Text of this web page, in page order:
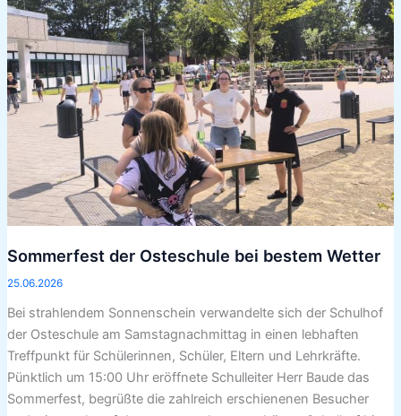
Sommerfest der Osteschule bei bestem Wetter
25.06.2026
Bei strahlendem Sonnenschein verwandelte sich der Schulhof
der Osteschule am Samstagnachmittag in einen lebhaften
Treffpunkt für Schülerinnen, Schüler, Eltern und Lehrkräfte.
Pünktlich um 15:00 Uhr eröffnete Schulleiter Herr Baude das
Sommerfest, begrüßte die zahlreich erschienenen Besucher
bei
bestem
Wetter